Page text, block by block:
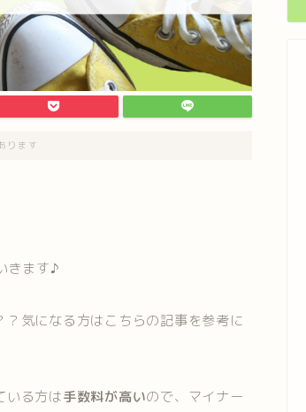
ります
きます♪
気になる方はこちらの記事を参考に
いる方は手数料が高いので、マイナー